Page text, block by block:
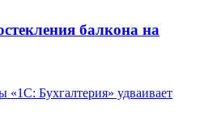
балкона на